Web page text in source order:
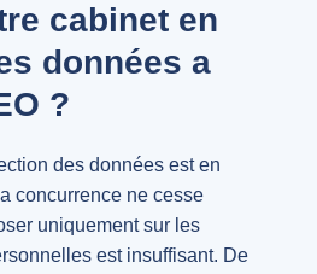
cabinet en
données a
?
des données est en
concurrence ne cesse
uniquement sur les
est insuffisant. De